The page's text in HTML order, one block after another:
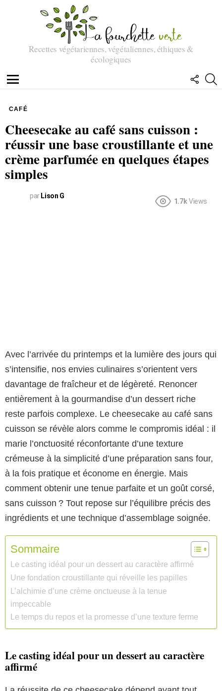
Recettes végétariennes, végétaliennes, éthiques &
écologiques
Menu
NOUS
CAFÉ
Cheesecake au café sans cuisson :
réussir une base croustillante et une
crème parfumée en quelques étapes
simples
par Lison G
1.7k Views
Avec l’arrivée du printemps et la lumière des jours qui
s’intensifie, nos envies culinaires s’orientent vers
davantage de fraîcheur et de légèreté. Renoncer
entièrement à la gourmandise d’un dessert riche
reste parfois complexe. Le cheesecake au café sans
cuisson se révèle alors comme le compromis idéal : il
marie l’onctuosité réconfortante d’une texture
crémeuse à la simplicité d’une préparation sans four,
à la fois pratique et économe en énergie. Mais
comment obtenir une tenue parfaite et un goût corsé,
sans cuisson ? Tout repose sur l’équilibre précis des
ingrédients et une technique d’assemblage soignée.
Sommaire
Le casting idéal pour un dessert au caractère affirmé
Une fondation croustillante qui réveille les papilles
L’alchimie d’une crème onctueuse à la tenue
impeccable
Le temps du repos et la promesse d’une texture ferme
Le casting idéal pour un dessert au caractère
affirmé